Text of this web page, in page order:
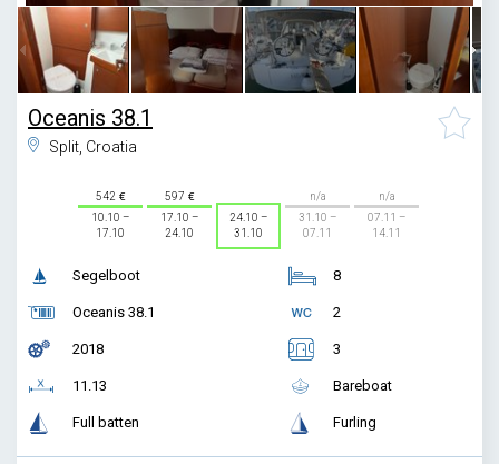
Oceanis 38.1
Split, Croatia
542
10.10 –
17.10
597
17.10 –
24.10
24.10 –
31.10
n/a
31.10 –
07.11
n/a
07.11 –
14.11
Segelboot
Oceanis 38.1
2018
11.13
Full batten
8
2
3
Bareboat
Furling